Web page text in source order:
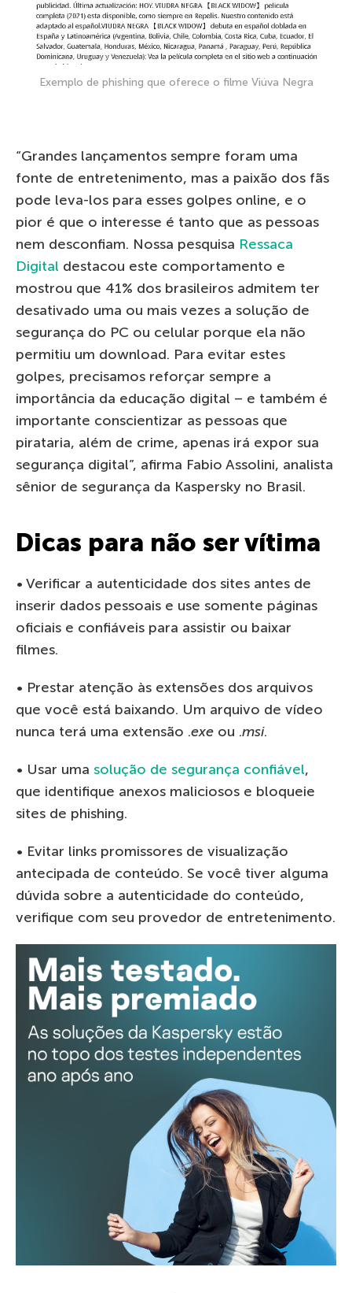
Exemplo de phishing que oferece o filme Viúva Negra
“Grandes lançamentos sempre foram uma
fonte de entretenimento, mas a paixão dos fãs
pode leva-los para esses golpes online, e o
pior é que o interesse é tanto que as pessoas
nem desconfiam. Nossa pesquisa Ressaca
Digital destacou este comportamento e
mostrou que 41% dos brasileiros admitem ter
desativado uma ou mais vezes a solução de
segurança do PC ou celular porque ela não
permitiu um download. Para evitar estes
golpes, precisamos reforçar sempre a
importância da educação digital – e também é
importante conscientizar as pessoas que
pirataria, além de crime, apenas irá expor sua
segurança digital”, afirma Fabio Assolini, analista
sênior de segurança da Kaspersky no Brasil.
Dicas para não ser vítima
• Verificar a autenticidade dos sites antes de
inserir dados pessoais e use somente páginas
oficiais e confiáveis para assistir ou baixar
filmes.
• Prestar atenção às extensões dos arquivos
que você está baixando. Um arquivo de vídeo
nunca terá uma extensão .exe ou .msi.
• Usar uma solução de segurança confiável,
que identifique anexos maliciosos e bloqueie
sites de phishing.
• Evitar links promissores de visualização
antecipada de conteúdo. Se você tiver alguma
dúvida sobre a autenticidade do conteúdo,
verifique com seu provedor de entretenimento.